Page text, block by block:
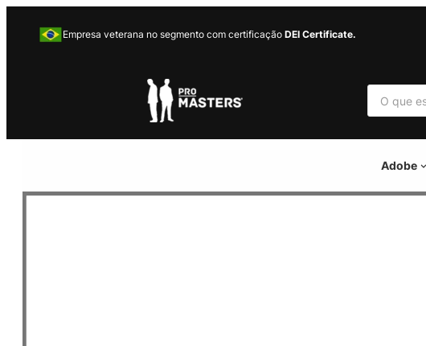
Empresa veterana no segmento com certificação DEI Certificate.
P
s
u
r
Adobe